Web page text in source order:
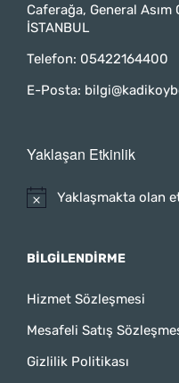
Caferağa, General
İSTANBUL
Telefon: 05422164400
E-Posta:
Yaklaşan Etkinlik
Yaklaşmakta olan
BILGILENDIRME
Hizmet Sözleşmesi
Mesafeli Satış
Gizlilik Politikası